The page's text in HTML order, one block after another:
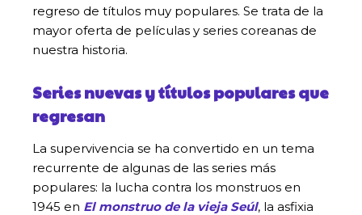
regreso de títulos muy populares. Se trata de la
mayor oferta de películas y series coreanas de
nuestra historia.
Series nuevas y títulos populares que
regresan
La supervivencia se ha convertido en un tema
recurrente de algunas de las series más
populares: la lucha contra los monstruos en
1945 en El monstruo de la vieja Seúl, la asfixia